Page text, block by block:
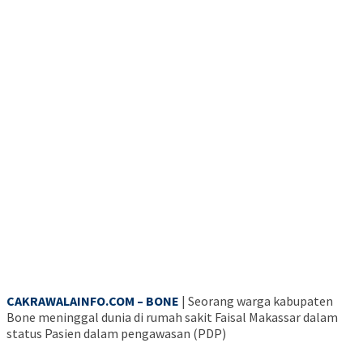
CAKRAWALAINFO.COM – BONE | Seorang warga kabupaten
Bone meninggal dunia di rumah sakit Faisal Makassar dalam
status Pasien dalam pengawasan (PDP)